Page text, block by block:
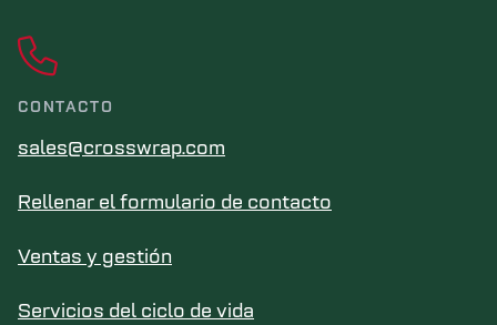
CONTACTO
sales@crosswrap.com
Rellenar el formulario de contacto
Ventas y gestión
Servicios del ciclo de vida